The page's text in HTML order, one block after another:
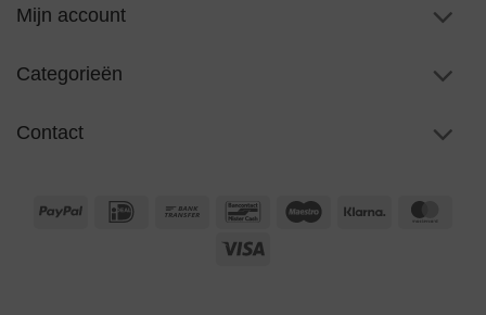
Mijn account
Categorieën
Contact
PayPal IDeal
Bank
BancontactMaestro Klarna